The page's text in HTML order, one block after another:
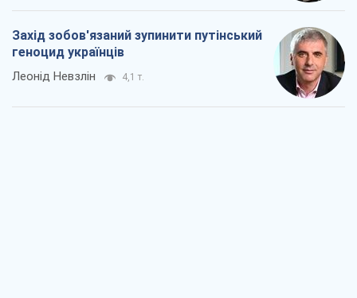
Захід зобов'язаний зупинити путінський
геноцид українців
Леонід Невзлін 4,1 т.